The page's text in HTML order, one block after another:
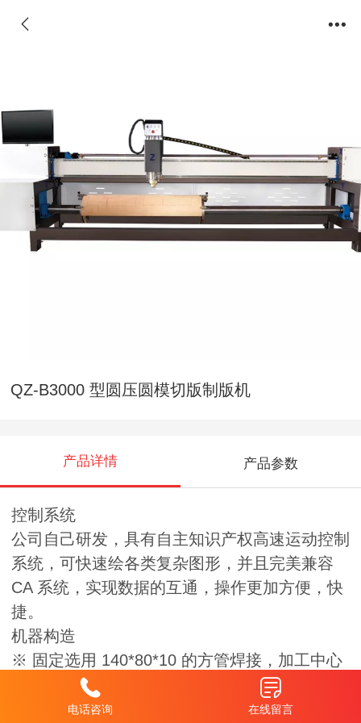
QZ-B3000 型圆压圆模切版制版机
产品详情 产品参数
控制系统
公司自己研发，具有自主知识产权高速运动控制
系统，可快速绘各类复杂图形，并且完美兼容
CA 系统，实现数据的互通，操作更加方便，快
捷。
机器构造
※ 固定选用 140*80*10 的方管焊接，加工中心
制作，螺丝链接。
※ 机头主梁可以四方向调整。
电话咨询 在线留言